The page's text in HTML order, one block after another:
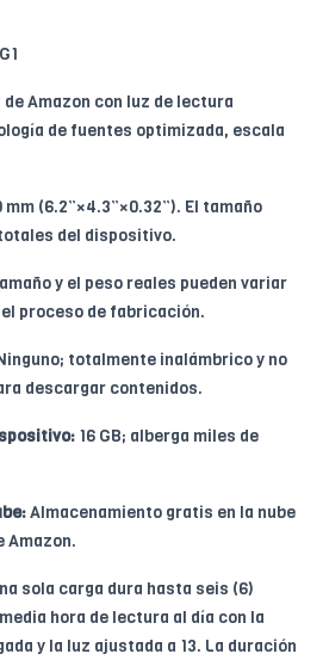
Amazon con luz de lectura
de fuentes optimizada, escala
mm (6.2”×4.3”×0.32”). El tamaño
del dispositivo.
y el peso reales pueden variar
proceso de fabricación.
totalmente inalámbrico y no
descargar contenidos.
16 GB; alberga miles de
Almacenamiento gratis en la nube
Amazon.
sola carga dura hasta seis (6)
hora de lectura al día con la
y la luz ajustada a 13. La duración